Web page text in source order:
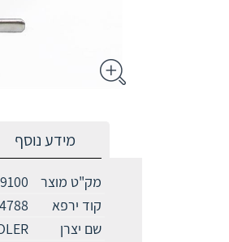
מידע נוסף
מק"ט מוצר
קוד ירפא
שם יצרן